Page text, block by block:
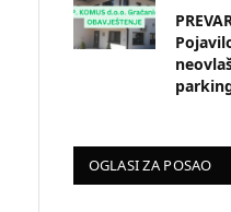
OGLASI ZA POSAO